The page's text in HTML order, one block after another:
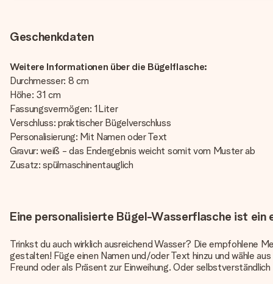
Geschenkdaten
Weitere Informationen über die Bügelflasche:
Durchmesser: 8 cm
Höhe: 31 cm
Fassungsvermögen: 1Liter
Verschluss: praktischer Bügelverschluss
Personalisierung: Mit Namen oder Text
Gravur: weiß - das Endergebnis weicht somit vom Muster ab
Zusatz: spülmaschinentauglich
Eine personalisierte Bügel-Wasserflasche ist
Trinkst du auch wirklich ausreichend Wasser? Die empfohlene
gestalten! Füge einen Namen und/oder Text hinzu und wähle
Freund oder als Präsent zur Einweihung. Oder